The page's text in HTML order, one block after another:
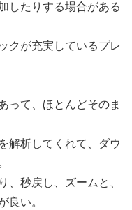
したりする場合がある
クが充実しているプレ
って、ほとんどそのま
解析してくれて、ダウ
秒戻し、ズームと、
良い。